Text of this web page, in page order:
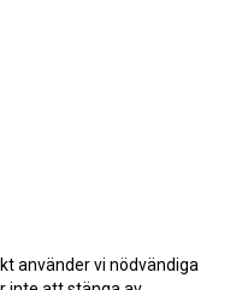
använder vi nödvändiga